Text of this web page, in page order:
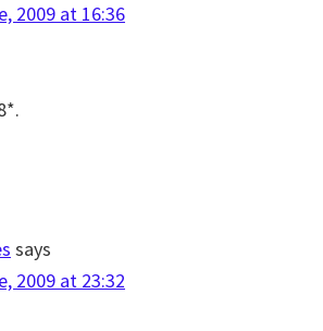
2009 at 16:36
says
2009 at 23:32